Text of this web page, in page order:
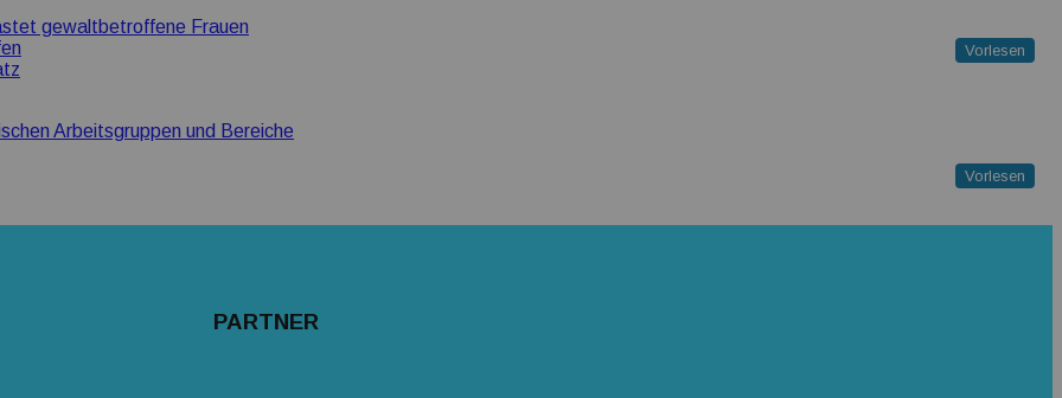
gewaltbetroffene Frauen
Vorlesen
Arbeitsgruppen und Bereiche
Vorlesen
PARTNER